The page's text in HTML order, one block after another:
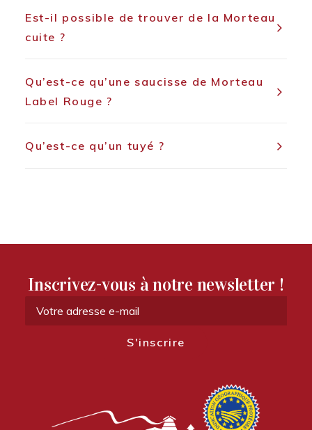
Est-il possible de trouver de la Morteau
cuite ?
Qu’est-ce qu’une saucisse de Morteau
Label Rouge ?
Qu’est-ce qu’un tuyé ?
Inscrivez-vous à notre newsletter !